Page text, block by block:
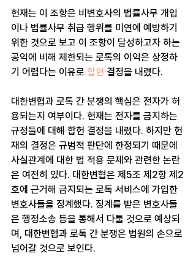
헌재는 이 조항은 비변호사의 법률사무 개입
이나 법률사무 취급 행위를 미연에 예방하기
위한 것으로 보고 이 조항이 달성하고자 하는
공익에 비해 제한되는 로톡의 이익은 상정하
기 어렵다는 이유로 합헌 결정을 내렸다.
대한변협과 로톡 간 분쟁의 핵심은 전자가 허
용되는지 여부이다. 헌재는 전자를 금지하는
규정들에 대해 합헌 결정을 내렸다. 하지만 헌
재의 결정은 규범적 판단에 한정되기 때문에
사실관계에 대한 법 적용 문제와 관련한 논란
은 여전히 있다. 대한변협은 제5조 제2항 제2
호에 근거해 금지되는 로톡 서비스에 가입한
변호사들을 징계했다. 징계를 받은 변호사들
은 행정소송 등을 통해서 다툴 것으로 예상되
며, 대한변협과 로톡 간 분쟁은 법원의 손으로
넘어갈 것으로 보인다.